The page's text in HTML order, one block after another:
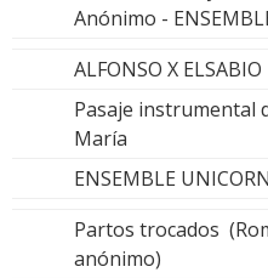
Anónimo -
ALFONSO X ELSABIO
Pasaje instrumental
María
ENSEMBLE UNICORN
Partos trocados
anónimo)